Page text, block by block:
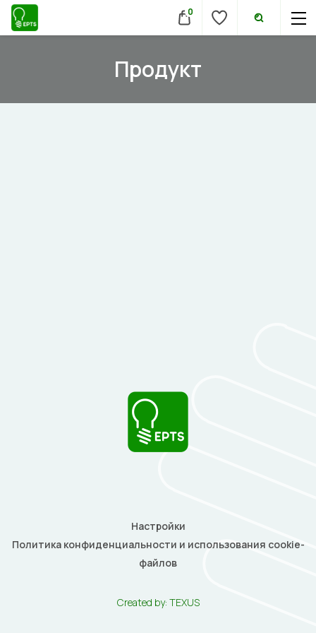
0
Продукт
Настройки
Политика конфиденциальности и использования cookie-
файлов
Created by: TEXUS